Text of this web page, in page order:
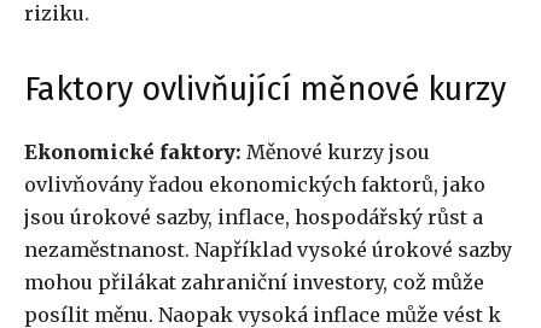
riziku.
Faktory ovlivňující měnové kurzy
Ekonomické faktory: Měnové kurzy jsou
ovlivňovány řadou ekonomických faktorů, jako
jsou úrokové sazby, inflace, hospodářský růst a
nezaměstnanost. Například vysoké úrokové sazby
mohou přilákat zahraniční investory, což může
posílit měnu. Naopak vysoká inflace může vést k